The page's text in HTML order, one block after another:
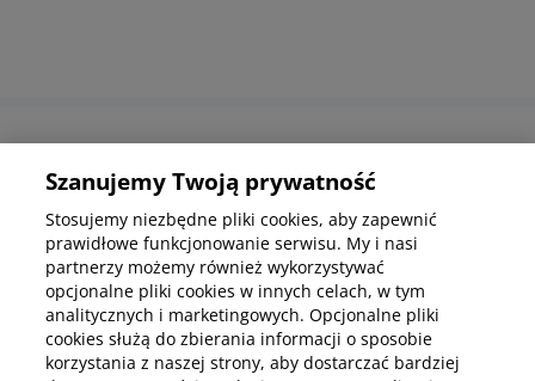
Informacje korporacyjne
Kup abonamenty online
Kup online
Szanujemy Twoją prywatność
Stosujemy niezbędne pliki cookies, aby zapewnić
prawidłowe funkcjonowanie serwisu. My i nasi
partnerzy możemy również wykorzystywać
opcjonalne pliki cookies w innych celach, w tym
analitycznych i marketingowych. Opcjonalne pliki
cookies służą do zbierania informacji o sposobie
korzystania z naszej strony, aby dostarczać bardziej